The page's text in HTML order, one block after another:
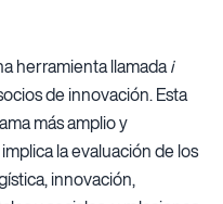
herramienta llamadai
de innovación. Esta
más amplio y
la evaluación de los
innovación,